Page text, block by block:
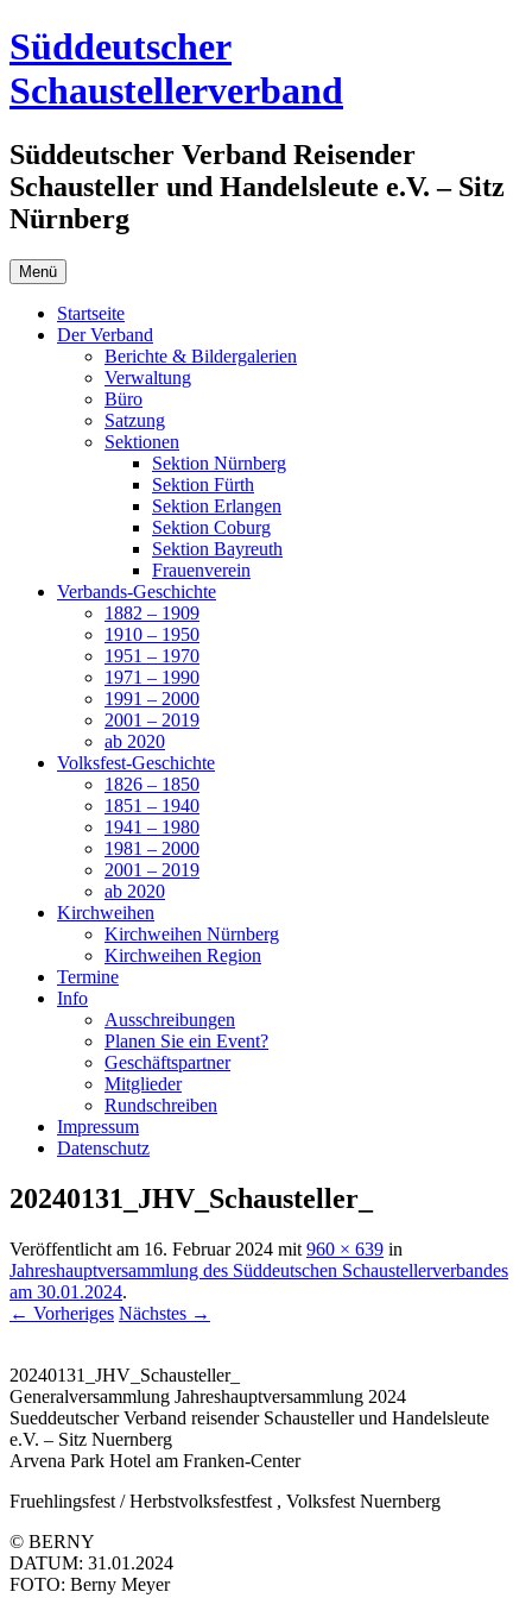
Zum
Inhalt
springen
Süddeutscher
Schaustellerverband
Süddeutscher Verband Reisender
Schausteller und Handelsleute e.V. – Sitz
Nürnberg
Menü
Startseite
Der Verband
Berichte & Bildergalerien
Verwaltung
Büro
Satzung
Sektionen
Sektion Nürnberg
Sektion Fürth
Sektion Erlangen
Sektion Coburg
Sektion Bayreuth
Frauenverein
Verbands-Geschichte
1882 – 1909
1910 – 1950
1951 – 1970
1971 – 1990
1991 – 2000
2001 – 2019
ab 2020
Volksfest-Geschichte
1826 – 1850
1851 – 1940
1941 – 1980
1981 – 2000
2001 – 2019
ab 2020
Kirchweihen
Kirchweihen Nürnberg
Kirchweihen Region
Termine
Info
Ausschreibungen
Planen Sie ein Event?
Geschäftspartner
Mitglieder
Rundschreiben
Impressum
Datenschutz
20240131_JHV_Schausteller_
Veröffentlicht am 16. Februar 2024 mit 960 × 639 in
Jahreshauptversammlung des Süddeutschen Schaustellerverbandes
am 30.01.2024.
← Vorheriges Nächstes →
20240131_JHV_Schausteller_
Generalversammlung Jahreshauptversammlung 2024
Sueddeutscher Verband reisender Schausteller und Handelsleute
e.V. – Sitz Nuernberg
Arvena Park Hotel am Franken-Center
Fruehlingsfest / Herbstvolksfestfest , Volksfest Nuernberg
© BERNY
DATUM: 31.01.2024
FOTO: Berny Meyer